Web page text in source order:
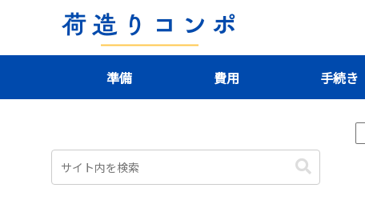
準備 費用 手続き